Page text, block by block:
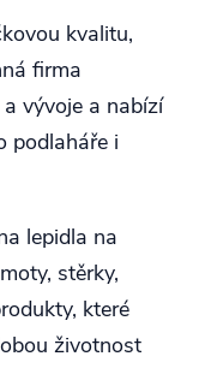
kvalitu,
firma
vývoje a nabízí
podlaháře i
lepidla na
stěrky,
které
životnost